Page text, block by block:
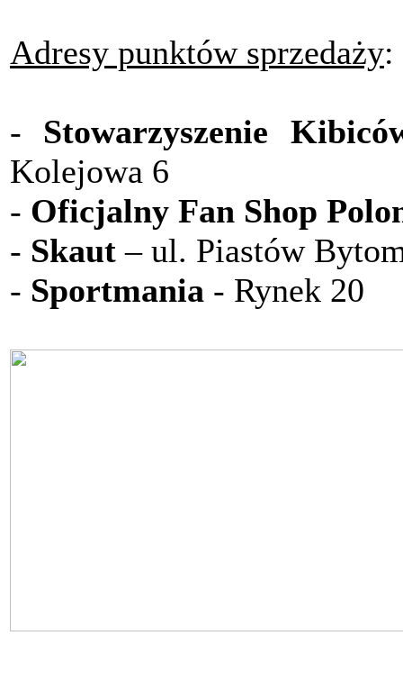
Adresy punktów sprzedaży:
- Stowarzyszenie
Kolejowa 6
- Oficjalny Fan Shop
- Skaut– ul. Piastów
- Sportmania - Rynek 20